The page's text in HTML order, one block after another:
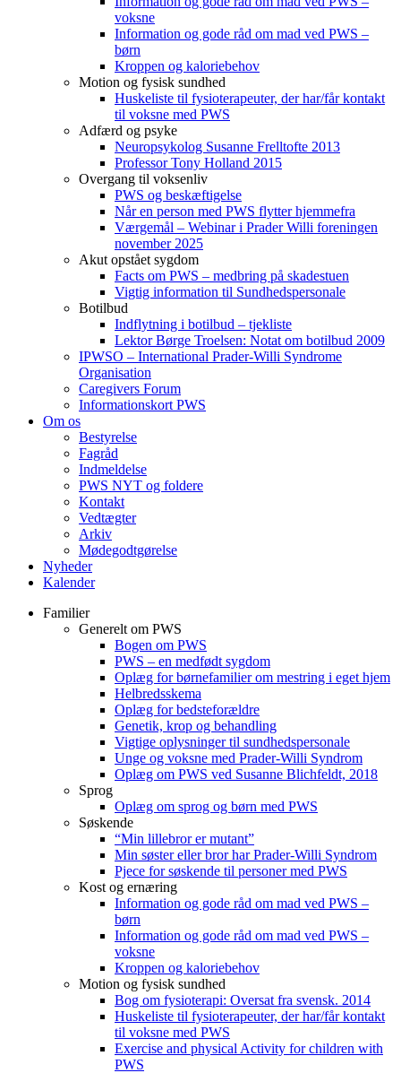
voksne
Information og gode råd om mad ved PWS –
børn
Kroppen og kaloriebehov
Motion og fysisk sundhed
Huskeliste til fysioterapeuter, der har/får kontakt
til voksne med PWS
Adfærd og psyke
Neuropsykolog Susanne Frelltofte 2013
Professor Tony Holland 2015
Overgang til voksenliv
PWS og beskæftigelse
Når en person med PWS flytter hjemmefra
Værgemål – Webinar i Prader Willi foreningen
november 2025
Akut opstået sygdom
Facts om PWS – medbring på skadestuen
Vigtig information til Sundhedspersonale
Botilbud
Indflytning i botilbud – tjekliste
Lektor Børge Troelsen: Notat om botilbud 2009
IPWSO – International Prader-Willi Syndrome
Organisation
Caregivers Forum
Informationskort PWS
Om os
Bestyrelse
Fagråd
Indmeldelse
PWS NYT og foldere
Kontakt
Vedtægter
Arkiv
Mødegodtgørelse
Nyheder
Kalender
Familier
Generelt om PWS
Bogen om PWS
PWS – en medfødt sygdom
Oplæg for børnefamilier om mestring i eget hjem
Helbredsskema
Oplæg for bedsteforældre
Genetik, krop og behandling
Vigtige oplysninger til sundhedspersonale
Unge og voksne med Prader-Willi Syndrom
Oplæg om PWS ved Susanne Blichfeldt, 2018
Sprog
Oplæg om sprog og børn med PWS
Søskende
“Min lillebror er mutant”
Min søster eller bror har Prader-Willi Syndrom
Pjece for søskende til personer med PWS
Kost og ernæring
Information og gode råd om mad ved PWS –
børn
Information og gode råd om mad ved PWS –
voksne
Kroppen og kaloriebehov
Motion og fysisk sundhed
Bog om fysioterapi: Oversat fra svensk. 2014
Huskeliste til fysioterapeuter, der har/får kontakt
til voksne med PWS
Exercise and physical Activity for children with
PWS